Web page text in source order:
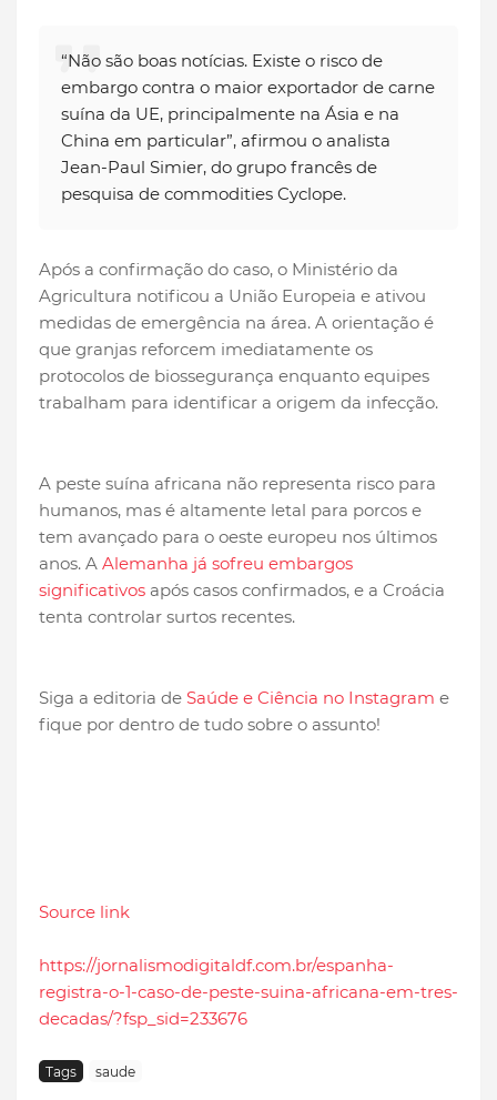
“Não são boas notícias. Existe o risco de
embargo contra o maior exportador de carne
suína da UE, principalmente na Ásia e na
China em particular”, afirmou o analista
Jean-Paul Simier, do grupo francês de
pesquisa de commodities Cyclope.
Após a confirmação do caso, o Ministério da
Agricultura notificou a União Europeia e ativou
medidas de emergência na área. A orientação é
que granjas reforcem imediatamente os
protocolos de biossegurança enquanto equipes
trabalham para identificar a origem da infecção.
A peste suína africana não representa risco para
humanos, mas é altamente letal para porcos e
tem avançado para o oeste europeu nos últimos
anos. A Alemanha já sofreu embargos
significativos após casos confirmados, e a Croácia
tenta controlar surtos recentes.
Siga a editoria de Saúde e Ciência no Instagram e
fique por dentro de tudo sobre o assunto!
Source link
https://jornalismodigitaldf.com.br/espanha-
registra-o-1-caso-de-peste-suina-africana-em-tres-
decadas/?fsp_sid=233676
Tags saude